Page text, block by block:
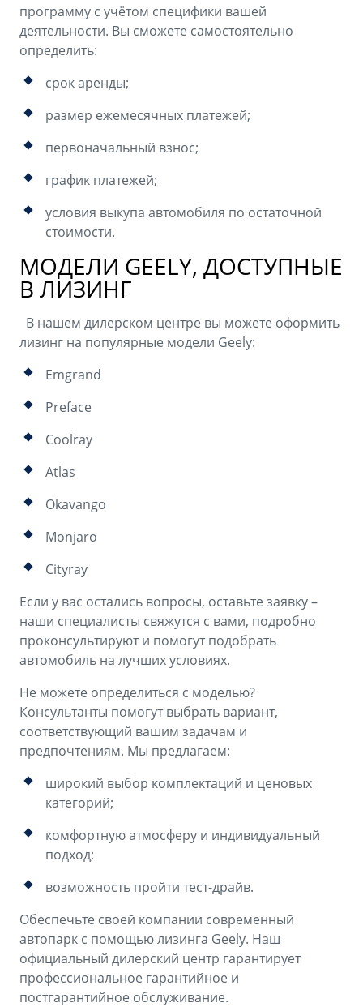
программу с учётом специфики вашей
деятельности. Вы сможете самостоятельно
определить:
срок аренды;
размер ежемесячных платежей;
первоначальный взнос;
график платежей;
условия выкупа автомобиля по остаточной
стоимости.
МОДЕЛИ GEELY, ДОСТУПНЫЕ
В ЛИЗИНГ
В нашем дилерском центре вы можете оформить
лизинг на популярные модели Geely:
Emgrand
Preface
Coolray
Atlas
Okavango
Monjaro
Cityray
Если у вас остались вопросы, оставьте заявку –
наши специалисты свяжутся с вами, подробно
проконсультируют и помогут подобрать
автомобиль на лучших условиях.
Не можете определиться с моделью?
Консультанты помогут выбрать вариант,
соответствующий вашим задачам и
предпочтениям. Мы предлагаем:
широкий выбор комплектаций и ценовых
категорий;
комфортную атмосферу и индивидуальный
подход;
возможность пройти тест-драйв.
Обеспечьте своей компании современный
автопарк с помощью лизинга Geely. Наш
официальный дилерский центр гарантирует
профессиональное гарантийное и
постгарантийное обслуживание.